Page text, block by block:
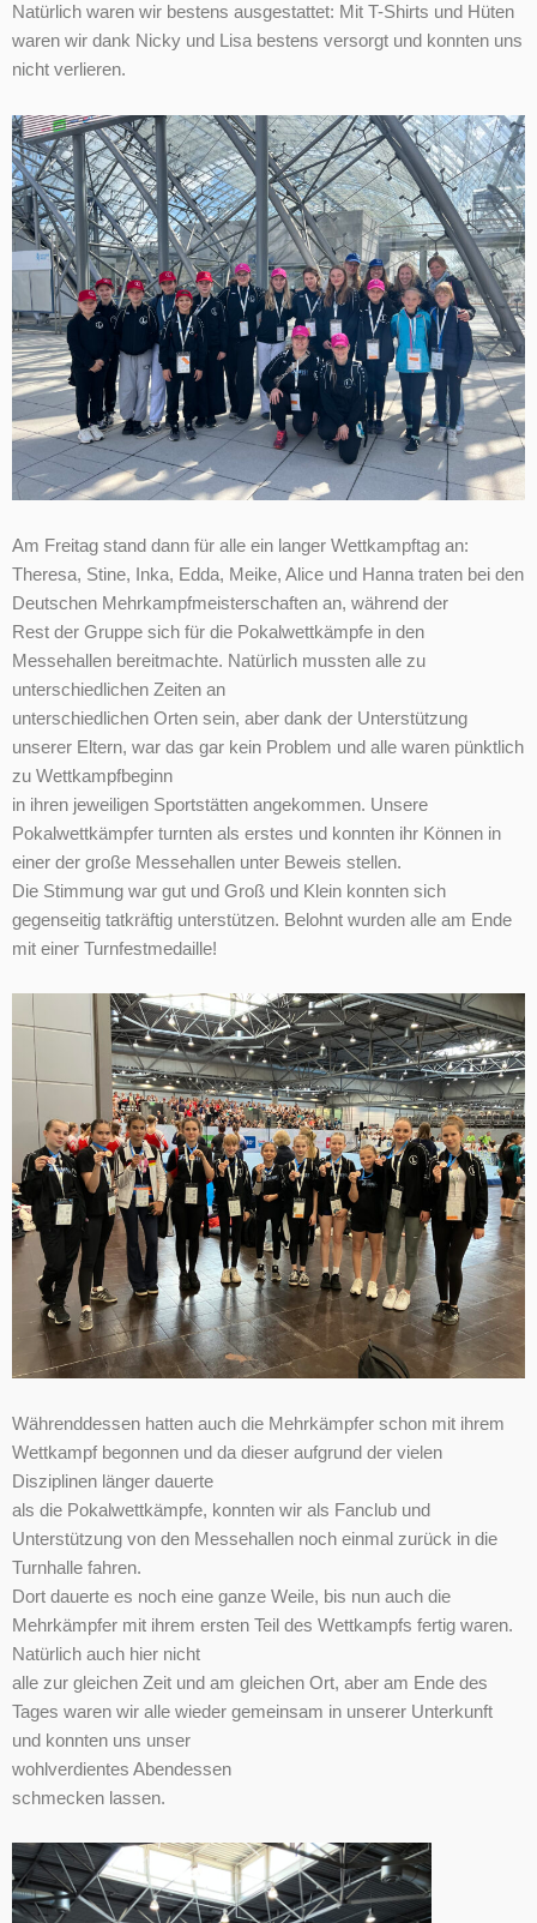
Natürlich waren wir bestens ausgestattet: Mit T-Shirts und Hüten
waren wir dank Nicky und Lisa bestens versorgt und konnten uns
nicht verlieren.
Am Freitag stand dann für alle ein langer Wettkampftag an:
Theresa, Stine, Inka, Edda, Meike, Alice und Hanna traten bei den
Deutschen Mehrkampfmeisterschaften an, während der
Rest der Gruppe sich für die Pokalwettkämpfe in den
Messehallen bereitmachte. Natürlich mussten alle zu
unterschiedlichen Zeiten an
unterschiedlichen Orten sein, aber dank der Unterstützung
unserer Eltern, war das gar kein Problem und alle waren pünktlich
zu Wettkampfbeginn
in ihren jeweiligen Sportstätten angekommen. Unsere
Pokalwettkämpfer turnten als erstes und konnten ihr Können in
einer der große Messehallen unter Beweis stellen.
Die Stimmung war gut und Groß und Klein konnten sich
gegenseitig tatkräftig unterstützen. Belohnt wurden alle am Ende
mit einer Turnfestmedaille!
Währenddessen hatten auch die Mehrkämpfer schon mit ihrem
Wettkampf begonnen und da dieser aufgrund der vielen
Disziplinen länger dauerte
als die Pokalwettkämpfe, konnten wir als Fanclub und
Unterstützung von den Messehallen noch einmal zurück in die
Turnhalle fahren.
Dort dauerte es noch eine ganze Weile, bis nun auch die
Mehrkämpfer mit ihrem ersten Teil des Wettkampfs fertig waren.
Natürlich auch hier nicht
alle zur gleichen Zeit und am gleichen Ort, aber am Ende des
Tages waren wir alle wieder gemeinsam in unserer Unterkunft
und konnten uns unser
wohlverdientes Abendessen
schmecken lassen.